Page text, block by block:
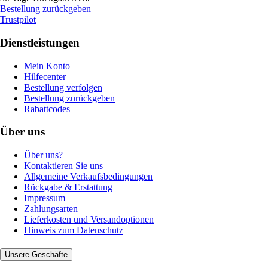
Bestellung zurückgeben
Trustpilot
Dienstleistungen
Mein Konto
Hilfecenter
Bestellung verfolgen
Bestellung zurückgeben
Rabattcodes
Über uns
Über uns?
Kontaktieren Sie uns
Allgemeine Verkaufsbedingungen
Rückgabe & Erstattung
Impressum
Zahlungsarten
Lieferkosten und Versandoptionen
Hinweis zum Datenschutz
Unsere Geschäfte